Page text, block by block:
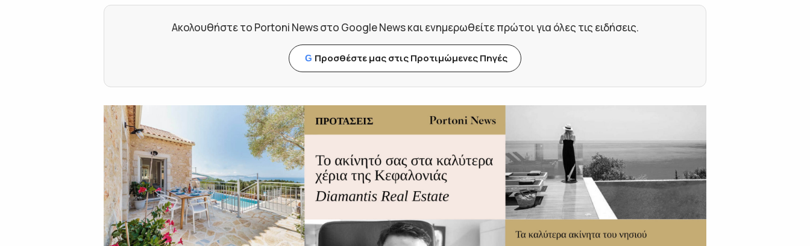
Ακολουθήστε το Portoni News στο Google News και ενημερωθείτε πρώτοι για όλες τις ειδήσεις.
G Προσθέστε μας στις Προτιμώμενες Πηγές